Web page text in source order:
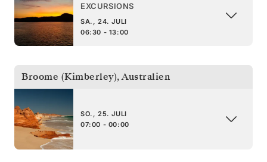
EXCURSIONS
SA., 24. JULI
06:30 - 13:00
Broome (Kimberley),Australien
SO., 25. JULI
07:00 - 00:00